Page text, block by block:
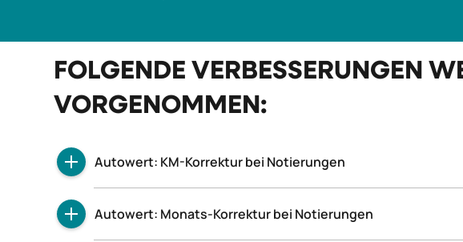
FOLGENDE VERBESSERUNGEN
VORGENOMMEN:
Autowert: KM-Korrektur bei Notierungen
Vorschau-Fenster des Markt.Radar (unterhalb des Autowert
Autowert: Monats-Korrektur bei Notierungen